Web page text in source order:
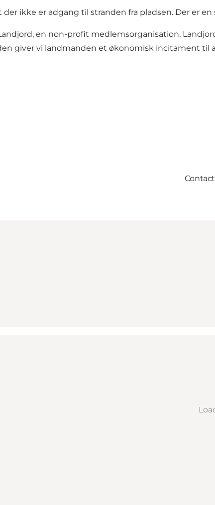
ikke er adgang til stranden fra pladsen. Der er
en non-profit medlemsorganisation.
giver vi landmanden et økonomisk incitament